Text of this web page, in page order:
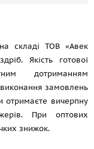
складі ТОВ «Авек
Якість готової
дотриманням
замовлень
отримаєте вичерпну
При оптових
знижок.